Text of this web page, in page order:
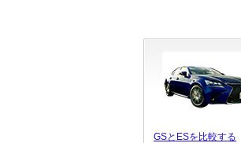
GSとESを比較する